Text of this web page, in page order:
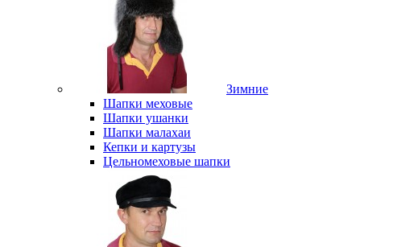
Зимние
Шапки меховые
Шапки ушанки
Шапки малахаи
Кепки и картузы
Цельномеховые шапки